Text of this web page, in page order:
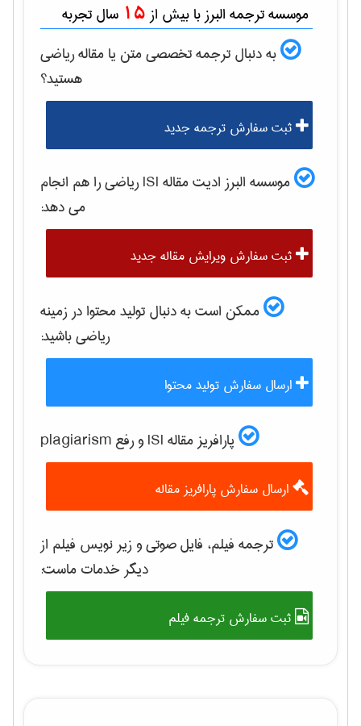
موسسه ترجمه البرز با بیش از 15 سال تجربه
به دنبال ترجمه تخصصی متن یا مقالهرياضی
هستید؟
ثبت سفارش ترجمه جدید
موسسه البرز ادیت مقاله ISI رياضیرا هم انجام
می دهد:
ثبت سفارش ویرایش مقاله جدید
ممکن است به دنبال تولید محتوا در زمینه
رياضیباشید:
ارسال سفارش تولید محتوا
پارافریز مقاله ISI و رفع plagiarism
ارسال سفارش پارافریز مقاله
ترجمه فیلم، فایل صوتی و زیر نویس فیلم از
دیگر خدمات ماست:
ثبت سفارش ترجمه فیلم